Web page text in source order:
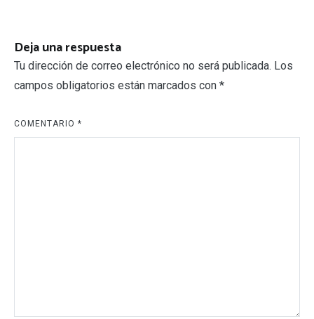
Deja una respuesta
Tu dirección de correo electrónico no será publicada. Los
campos obligatorios están marcados con *
COMENTARIO *